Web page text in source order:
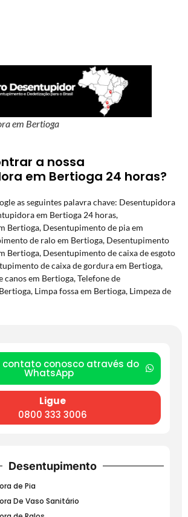
em Bertioga
a nossa
em Bertioga 24 horas?
as seguintes palavra chave: Desentupidora
em Bertioga 24 horas,
Bertioga, Desentupimento de pia em
de ralo em Bertioga, Desentupimento
Bertioga, Desentupimento de caixa de esgoto
de caixa de gordura em Bertioga,
canos em Bertioga, Telefone de
Limpa fossa em Bertioga, Limpeza de
contato conosco através do
WhatsApp
Ligue
0800 333 3006
Desentupimento
de Pia
De Vaso Sanitário